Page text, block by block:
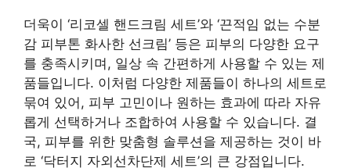
더욱이 ‘리코셀 핸드크림 세트’와 ‘끈적임 없는 수분
감 피부톤 화사한 선크림’ 등은 피부의 다양한 요구
를 충족시키며, 일상 속 간편하게 사용할 수 있는 제
품들입니다. 이처럼 다양한 제품들이 하나의 세트로
묶여 있어, 피부 고민이나 원하는 효과에 따라 자유
롭게 선택하거나 조합하여 사용할 수 있습니다. 결
국, 피부를 위한 맞춤형 솔루션을 제공하는 것이 바
로 ‘닥터지 자외선차단제 세트’의 큰 강점입니다.